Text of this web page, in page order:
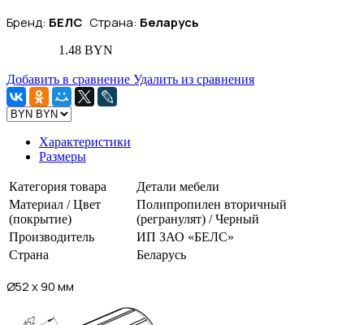
Бренд: БЕЛС Страна: Беларусь
1.48 BYN
Добавить в сравнение Удалить из сравнения
Характеристики
Размеры
Категория товара
Детали мебели
Материал / Цвет
(покрытие)
Полипропилен вторичный
(регранулят) / Черный
Производитель
ИП ЗАО «БЕЛС»
Страна
Беларусь
Ø52 х 90 мм